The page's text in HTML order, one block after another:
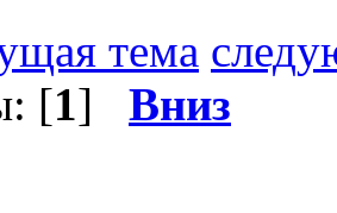
тема
[1] Вниз